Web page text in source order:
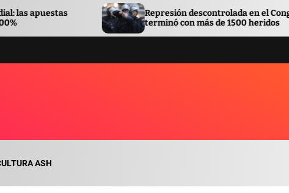
Represión descontrolada en el Congreso
terminó con más de 1500 heridos
ASH